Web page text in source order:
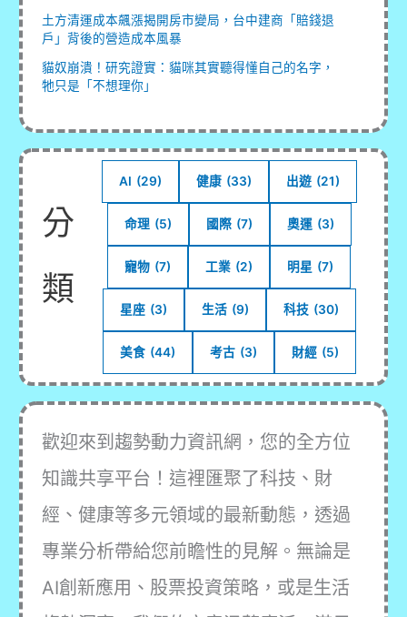
土方清運成本飆漲揭開房市變局，台中建商「賠錢退
戶」背後的營造成本風暴
貓奴崩潰！研究證實：貓咪其實聽得懂自己的名字，
牠只是「不想理你」
分
類
AI (29) 健康 (33) 出遊 (21)
命理 (5) 國際 (7) 奧運 (3)
寵物 (7) 工業 (2) 明星 (7)
星座 (3) 生活 (9) 科技 (30)
美食 (44) 考古 (3) 財經 (5)
歡迎來到趨勢動力資訊網，您的全方位
知識共享平台！這裡匯聚了科技、財
經、健康等多元領域的最新動態，透過
專業分析帶給您前瞻性的見解。無論是
AI創新應用、股票投資策略，或是生活